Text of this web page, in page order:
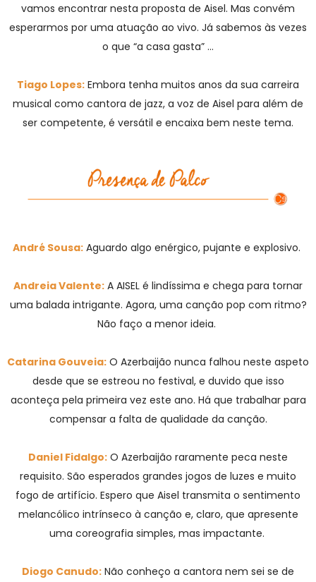
vamos encontrar nesta proposta de Aisel. Mas convém
esperarmos por uma atuação ao vivo. Já sabemos às vezes
o que “a casa gasta” …
Tiago Lopes: Embora tenha muitos anos da sua carreira
musical como cantora de jazz, a voz de Aisel para além de
ser competente, é versátil e encaixa bem neste tema.
André Sousa: Aguardo algo enérgico, pujante e explosivo.
Andreia Valente: A AISEL é lindíssima e chega para tornar
uma balada intrigante. Agora, uma canção pop com ritmo?
Não faço a menor ideia.
Catarina Gouveia: O Azerbaijão nunca falhou neste aspeto
desde que se estreou no festival, e duvido que isso
aconteça pela primeira vez este ano. Há que trabalhar para
compensar a falta de qualidade da canção.
Daniel Fidalgo: O Azerbaijão raramente peca neste
requisito. São esperados grandes jogos de luzes e muito
fogo de artifício. Espero que Aisel transmita o sentimento
melancólico intrínseco à canção e, claro, que apresente
uma coreografia simples, mas impactante.
Diogo Canudo: Não conheço a cantora nem sei se de